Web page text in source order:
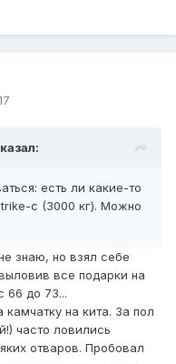
есть ли какие-то
c (3000 кг). Можно
знаю, но взял себе
все подарки на
66 до 73...
на кита. За пол
часто ловились
отваров. Пробовал